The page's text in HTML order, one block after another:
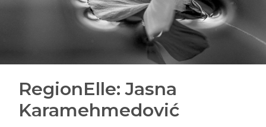
RegionElle: Jasna
Karamehmedović